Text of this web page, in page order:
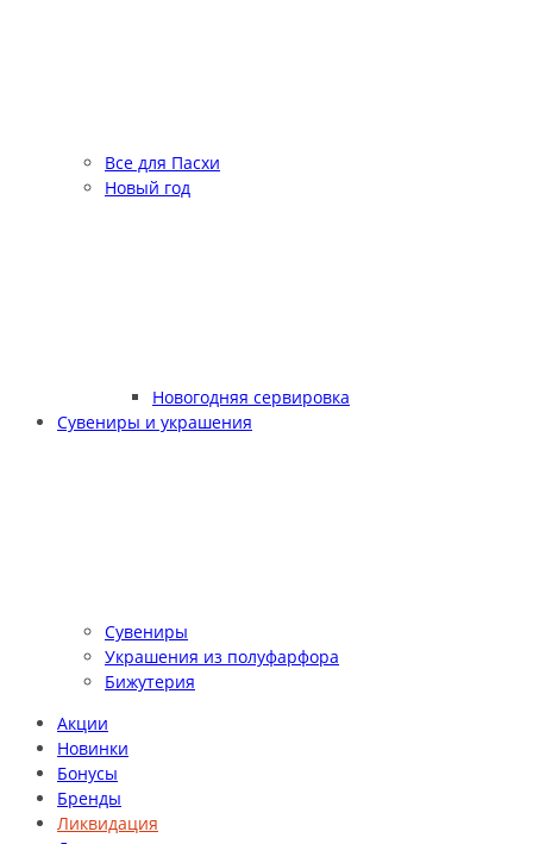
Все для Пасхи
Новый год
Новогодняя сервировка
Сувениры и украшения
Сувениры
Украшения из полуфарфора
Бижутерия
Акции
Новинки
Бонусы
Бренды
Ликвидация